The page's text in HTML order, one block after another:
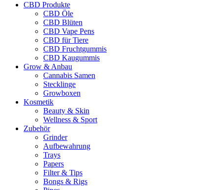
CBD Produkte
CBD Öle
CBD Blüten
CBD Vape Pens
CBD für Tiere
CBD Fruchtgummis
CBD Kaugummis
Grow & Anbau
Cannabis Samen
Stecklinge
Growboxen
Kosmetik
Beauty & Skin
Wellness & Sport
Zubehör
Grinder
Aufbewahrung
Trays
Papers
Filter & Tips
Bongs & Rigs